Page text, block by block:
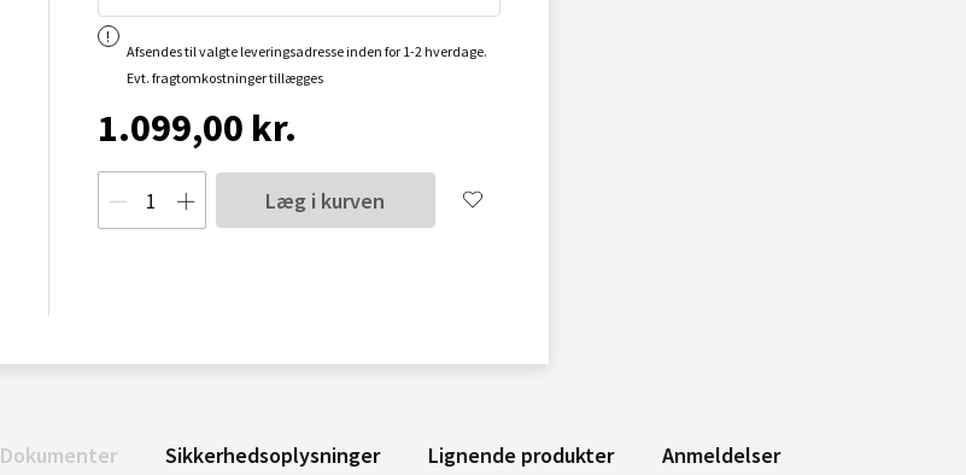
Afsendes til valgte leveringsadresse inden for 1-2 hverdage.
Evt. fragtomkostninger tillægges
1.099,00 kr.
Læg i kurven
Dokumenter Sikkerhedsoplysninger Lignende produkter Anmeldelser